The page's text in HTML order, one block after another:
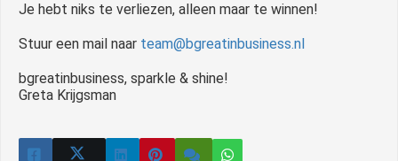
Je hebt niks te verliezen, alleen maar te winnen!
Stuur een mail naar team@bgreatinbusiness.nl
bgreatinbusiness, sparkle & shine!
Greta Krijgsman